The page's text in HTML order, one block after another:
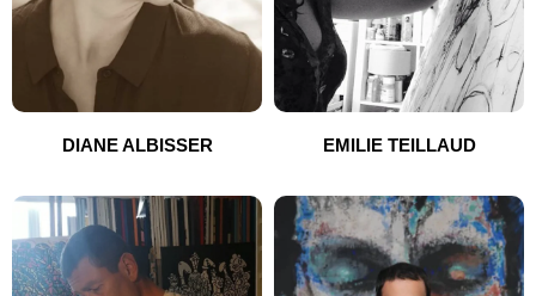
DIANE ALBISSER EMILIE TEILLAUD